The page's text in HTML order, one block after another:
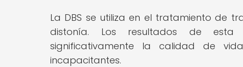
La DBS se utiliza en el tratamiento de
distonía. Los resultados de esta
significativamente la calidad de
incapacitantes.